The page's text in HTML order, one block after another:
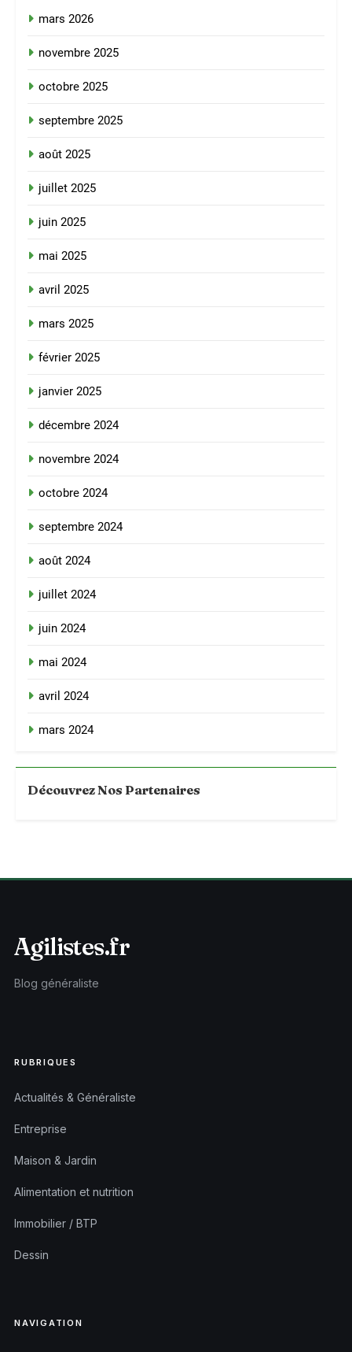
mars 2026
novembre 2025
octobre 2025
septembre 2025
août 2025
juillet 2025
juin 2025
mai 2025
avril 2025
mars 2025
février 2025
janvier 2025
décembre 2024
novembre 2024
octobre 2024
septembre 2024
août 2024
juillet 2024
juin 2024
mai 2024
avril 2024
mars 2024
Découvrez Nos Partenaires
Agilistes.fr
Blog généraliste
RUBRIQUES
Actualités & Généraliste
Entreprise
Maison & Jardin
Alimentation et nutrition
Immobilier / BTP
Dessin
NAVIGATION